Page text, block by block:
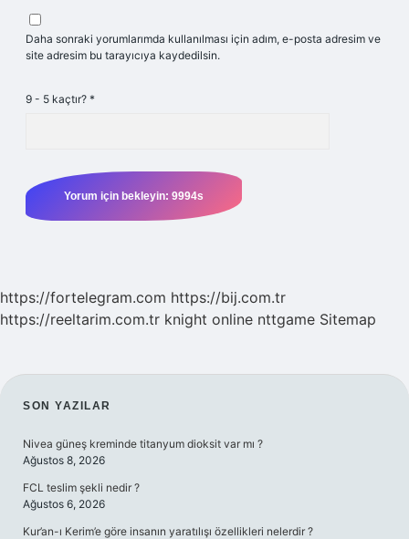
Daha sonraki yorumlarımda kullanılması için adım, e-posta adresim ve
site adresim bu tarayıcıya kaydedilsin.
9 - 5 kaçtır? *
https://fortelegram.com https://bij.com.tr
https://reeltarim.com.tr knight online nttgame Sitemap
SIDEBAR
SON YAZILAR
Nivea güneş kreminde titanyum dioksit var mı ?
Ağustos 8, 2026
FCL teslim şekli nedir ?
Ağustos 6, 2026
Kur’an-ı Kerim’e göre insanın yaratılışı özellikleri nelerdir ?